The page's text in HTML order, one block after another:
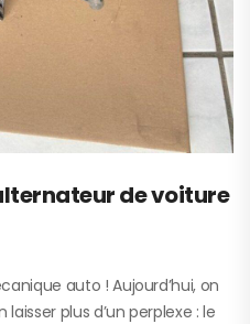
de voiture
auto ! Aujourd’hui, on
plus d’un perplexe : le